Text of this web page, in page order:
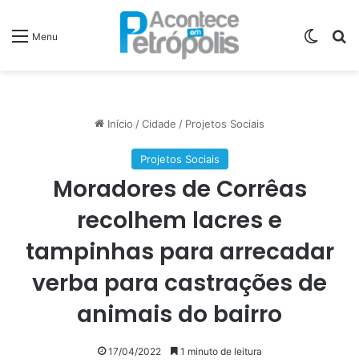
Menu
Início /Cidade / Projetos Sociais
Projetos Sociais
Moradores de Corrêas
recolhem lacres e
tampinhas para arrecadar
verba para castrações de
animais do bairro
17/04/2022 1 minuto de leitura